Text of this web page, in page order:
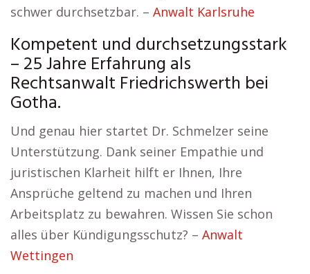
schwer durchsetzbar. – Anwalt Karlsruhe
Kompetent und durchsetzungsstark
– 25 Jahre Erfahrung als
Rechtsanwalt Friedrichswerth bei
Gotha.
Und genau hier startet Dr. Schmelzer seine
Unterstützung. Dank seiner Empathie und
juristischen Klarheit hilft er Ihnen, Ihre
Ansprüche geltend zu machen und Ihren
Arbeitsplatz zu bewahren. Wissen Sie schon
alles über Kündigungsschutz? – Anwalt
Wettingen